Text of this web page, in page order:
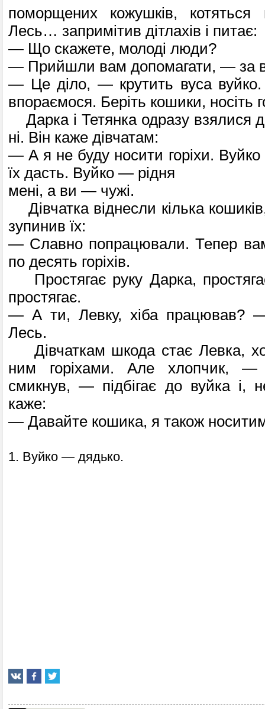
поморщених кожушків,
Лесь… запримі­тив дітлахів і питає:
— Що скажете, молоді люди?
— Прийшли вам допомагати, — за
— Це діло, — крутить вуса
впораємося. Беріть коши­ки, носіть
Дарка і Тетянка одразу взялися
ні. Він каже дівчатам:
— А я не буду носити горіхи.
їх дасть. Вуйко — рідня
мені, а ви — чужі.
Дівчатка віднесли кілька
зупинив їх:
— Славно попрацювали. Тепер
по десять горіхів.
Простягає руку Дарка,
простягає.
— А ти, Левку, хіба працював? —
Лесь.
Дівчаткам шкода стає Левка,
ним горіхами. Але хлопчик, —
смикнув, — підбігає до вуйка і,
каже:
— Давайте кошика, я також
1. Вуйко — дядько.